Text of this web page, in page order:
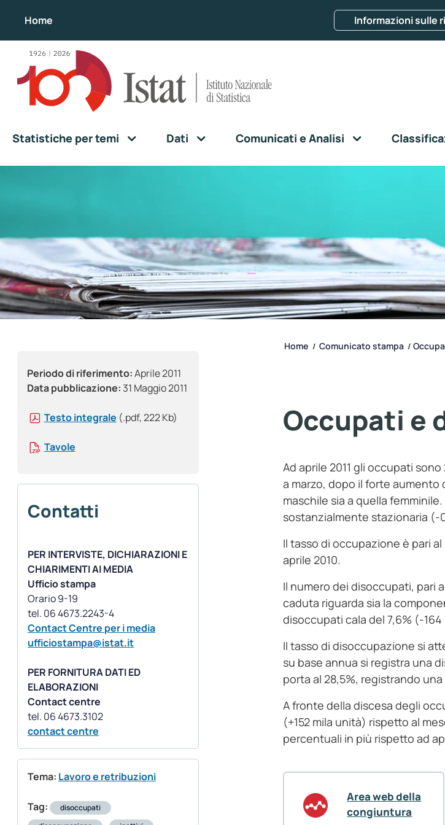
Home Informazioni sulle
Statistiche per temi Dati Comunicati e Analisi
Periodo di riferimento:Aprile 2011
Data pubblicazione: 31 Maggio 2011
Testo integrale (.pdf, 222 Kb)
Tavole
Contatti
PER INTERVISTE, DICHIARAZIONI E
CHIARIMENTI AI MEDIA
Ufficio stampa
Orario 9-19
Contact Centre per i media
ufficiostampa@istat.it
PER FORNITURA DATI ED
ELABORAZIONI
Contact centre
contact centre
Tema: Lavoro e retribuzioni
Tag:
disoccupati
Home / Comunicato stampa /
Occupati e
Ad aprile 2011 gli occupati
a marzo, dopo il forte
maschile sia a quella
sostanzialmente stazionaria (-
Il tasso di occupazione è pari
aprile 2010.
Il numero dei disoccupati, pari
caduta riguarda sia la
disoccupati cala del 7,6% (-
Il tasso di disoccupazione si
su base annua si registra una
porta al 28,5%, registrando
A fronte della discesa degli
(+152 mila unità) rispetto al
percentuali in più rispetto ad
Area web della
congiuntura